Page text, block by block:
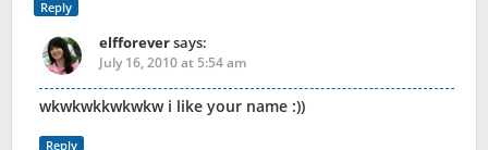
Reply
elfforeversays:
July 16, 2010 at 5:54 am
wkwkwkkwkwkw i like your name :))
Reply